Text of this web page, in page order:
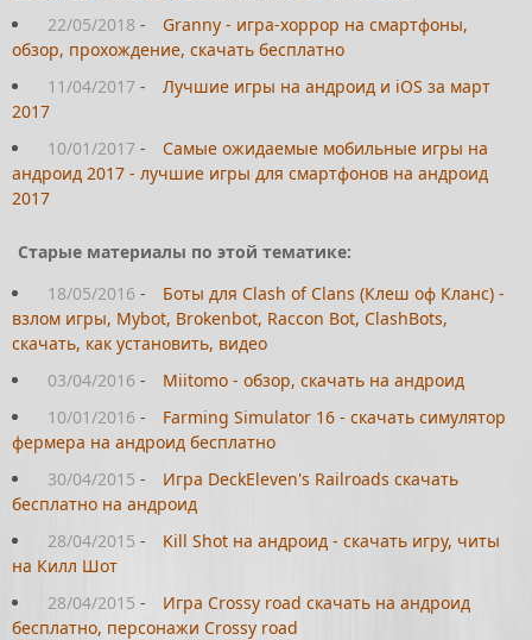
22/05/2018 -
Granny - игра-хоррор на смартфоны,
обзор, прохождение, скачать бесплатно
11/04/2017 -
Лучшие игры на андроид и iOS за март
2017
10/01/2017 -
Самые ожидаемые мобильные игры на
андроид 2017 - лучшие игры для смартфонов на андроид
2017
Старые материалы по этой тематике:
18/05/2016 -
Боты для Clash of Clans (Клеш оф Кланс) -
взлом игры, Mybot, Brokenbot, Raccon Bot, ClashBots,
скачать, как установить, видео
03/04/2016 -
Miitomo - обзор, скачать на андроид
10/01/2016 -
Farming Simulator 16 - скачать симулятор
фермера на андроид бесплатно
30/04/2015 -
Игра DeckEleven's Railroads скачать
бесплатно на андроид
28/04/2015 -
Kill Shot на андроид - скачать игру, читы
на Килл Шот
28/04/2015 -
Игра Crossy road скачать на андроид
бесплатно, персонажи Crossy road